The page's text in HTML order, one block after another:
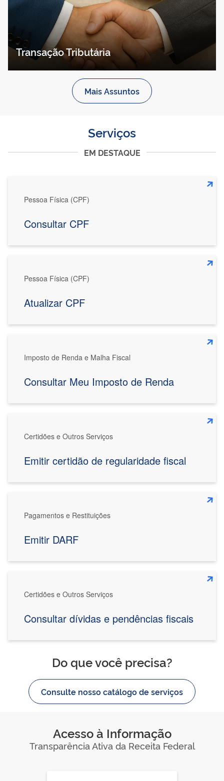
Transação Tributária
Mais Assuntos
Serviços
EM DESTAQUE
Pessoa Física (CPF)
Consultar CPF
Pessoa Física (CPF)
Atualizar CPF
Imposto de Renda e Malha Fiscal
Consultar Meu Imposto de Renda
Certidões e Outros Serviços
Emitir certidão de regularidade fiscal
Pagamentos e Restituições
Emitir DARF
Certidões e Outros Serviços
Consultar dívidas e pendências fiscais
Do que você precisa?
Consulte nosso catálogo de serviços
Acesso à Informação
Transparência Ativa da Receita Federal